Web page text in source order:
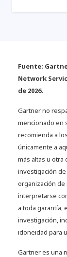
Fuente:
Network
de 2026.
Gartner no
mencionado en
recomienda a
únicamente a
más altas u otra
investigación
organización
interpretarse
a toda garantía,
investigación,
idoneidad para
Gartner es una